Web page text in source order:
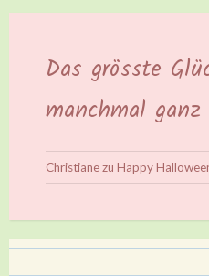
Das grösste
manchmal
Christianezu Happy